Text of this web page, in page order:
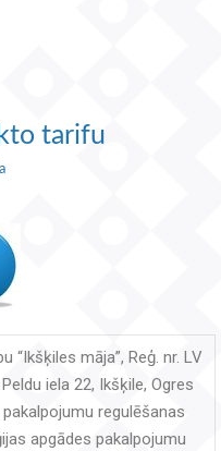
tarifu
“Ikšķiles māja”, Reģ. nr. LV
iela 22, Ikšķile, Ogres
regulēšanas
apgādes pakalpojumu